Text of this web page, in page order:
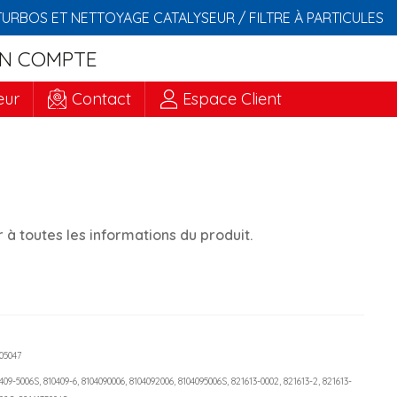
ET NETTOYAGE CATALYSEUR / FILTRE À PARTICULES
COMPTE
Contact Espace Client
toutes les informations du produit.
5006S, 810409-6, 8104090006, 8104092006, 8104095006S, 821613-0002, 821613-2, 821613-